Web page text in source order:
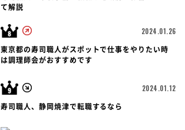
て解説
2024.01.26
東京都の寿司職人がスポットで仕事をやりたい時
は調理師会がおすすめです
2024.01.12
寿司職人、静岡焼津で転職するなら